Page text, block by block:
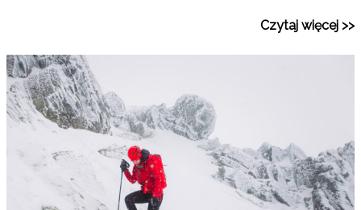
Czytaj więcej >>